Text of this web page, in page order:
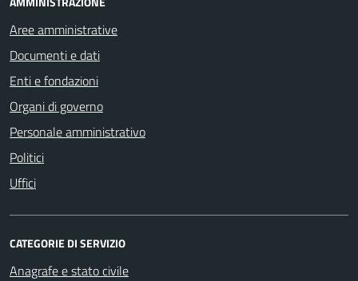
Aree amministrative
Documenti e dati
Enti e fondazioni
Organi di governo
Personale amministrativo
Politici
Uffici
CATEGORIE DI SERVIZIO
Anagrafe e stato civile